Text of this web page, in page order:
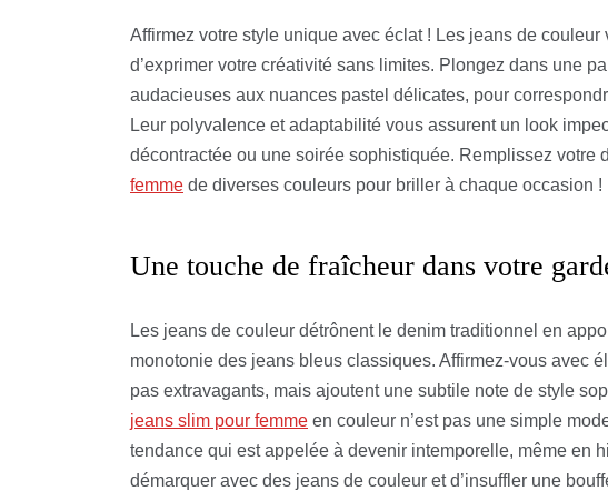
Affirmez votre style unique avec éclat ! Les jeans de
d’exprimer votre créativité sans limites. Plongez dans une
audacieuses aux nuances pastel délicates, pour
Leur polyvalence et adaptabilité vous assurent un look
décontractée ou une soirée sophistiquée. Remplissez votre
femme de diverses couleurs pour briller à chaque occasion !
Une touche de fraîcheur dans votre
Les jeans de couleur détrônent le denim traditionnel en
monotonie des jeans bleus classiques. Affirmez-vous avec
pas extravagants, mais ajoutent une subtile note de style
jeans slim pour femme en couleur n’est pas une simple
tendance qui est appelée à devenir intemporelle, même en
démarquer avec des jeans de couleur et d’insuffler une